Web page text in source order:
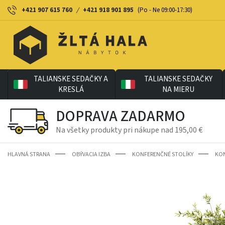
+421 907 615 760 / +421 918 901 895 (Po - Ne 09:00-17:30)
TALIANSKE SEDAČKY A
KRESLÁ
TALIANSKE SEDAČKY
NA MIERU
DOPRAVA ZADARMO
Na všetky produkty pri nákupe nad 195,00 €
HLAVNÁ STRANA OBÝVACIA IZBA KONFERENČNÉ STOLÍKY